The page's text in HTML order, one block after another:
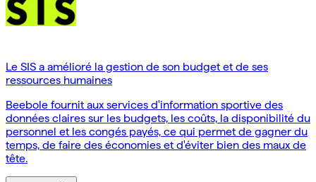
Le SIS a amélioré la gestion de son budget et de ses
ressources humaines
Beebole fournit aux services d'information sportive des
données claires sur les budgets, les coûts, la disponibilité du
personnel et les congés payés, ce qui permet de gagner du
temps, de faire des économies et d'éviter bien des maux de
tête.